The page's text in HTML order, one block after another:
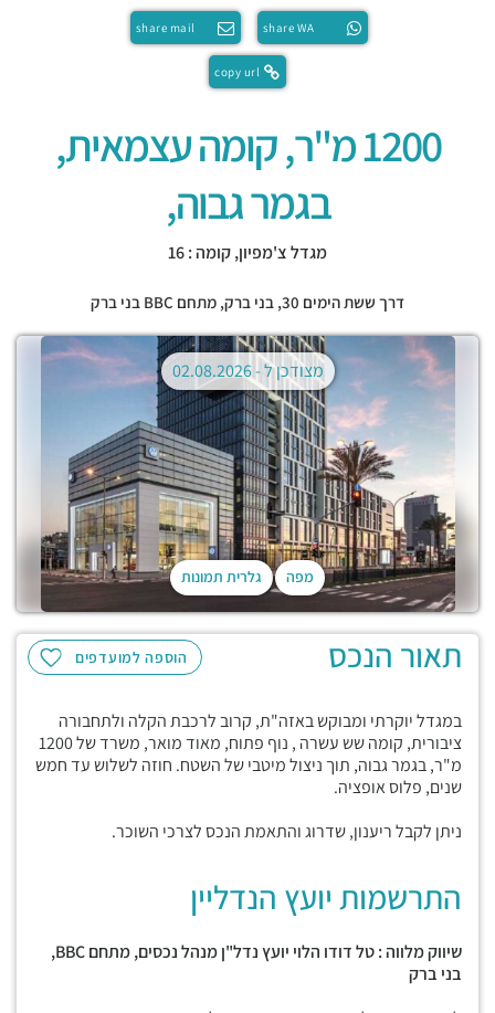
share WA
share mail
copy url
1200 מ"ר, קומה עצמאית,
בגמר גבוה,
מגדל צ'מפיון, קומה : 16
דרך ששת הימים 30, בני ברק, מתחם BBC בני ברק
מפה גלרית תמונות
מצודכן ל -02.08.2026
הוספה למועדפים תאור הנכס
במגדל יוקרתי ומבוקש באזה"ת, קרוב לרכבת הקלה ולתחבורה
ציבורית, קומה שש עשרה , נוף פתוח, מאוד מואר, משרד של 1200
מ"ר, בגמר גבוה, תוך ניצול מיטבי של השטח. חוזה לשלוש עד חמש
שנים, פלוס אופציה.
ניתן לקבל ריענון, שדרוג והתאמת הנכס לצרכי השוכר.
התרשמות יועץ הנדליין
שיווק מלווה : טל דודו הלוי יועץ נדל"ן מנהל נכסים, מתחם
בני ברק